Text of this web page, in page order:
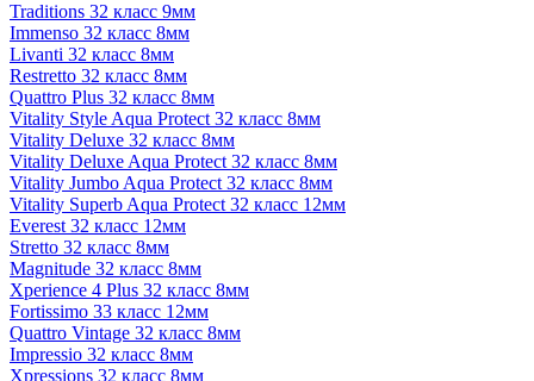
Traditions 32 класс 9мм
Immenso 32 класс 8мм
Livanti 32 класс 8мм
Restretto 32 класс 8мм
Quattro Plus 32 класс 8мм
Vitality Style Aqua Protect 32 класс 8мм
Vitality Deluxe 32 класс 8мм
Vitality Deluxe Aqua Protect 32 класс 8мм
Vitality Jumbo Aqua Protect 32 класс 8мм
Vitality Superb Aqua Protect 32 класс 12мм
Everest 32 класс 12мм
Stretto 32 класс 8мм
Magnitude 32 класс 8мм
Xperience 4 Plus 32 класс 8мм
Fortissimo 33 класс 12мм
Quattro Vintage 32 класс 8мм
Impressio 32 класс 8мм
Xpressions 32 класс 8мм